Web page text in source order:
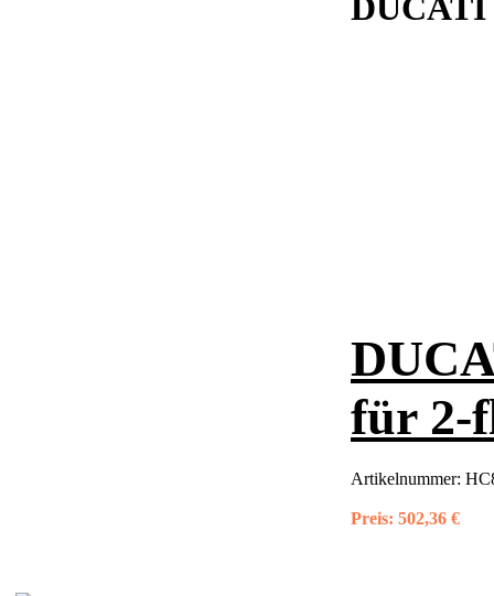
DUCATI
für 2-
Artikelnummer:
Preis: 502,36 €